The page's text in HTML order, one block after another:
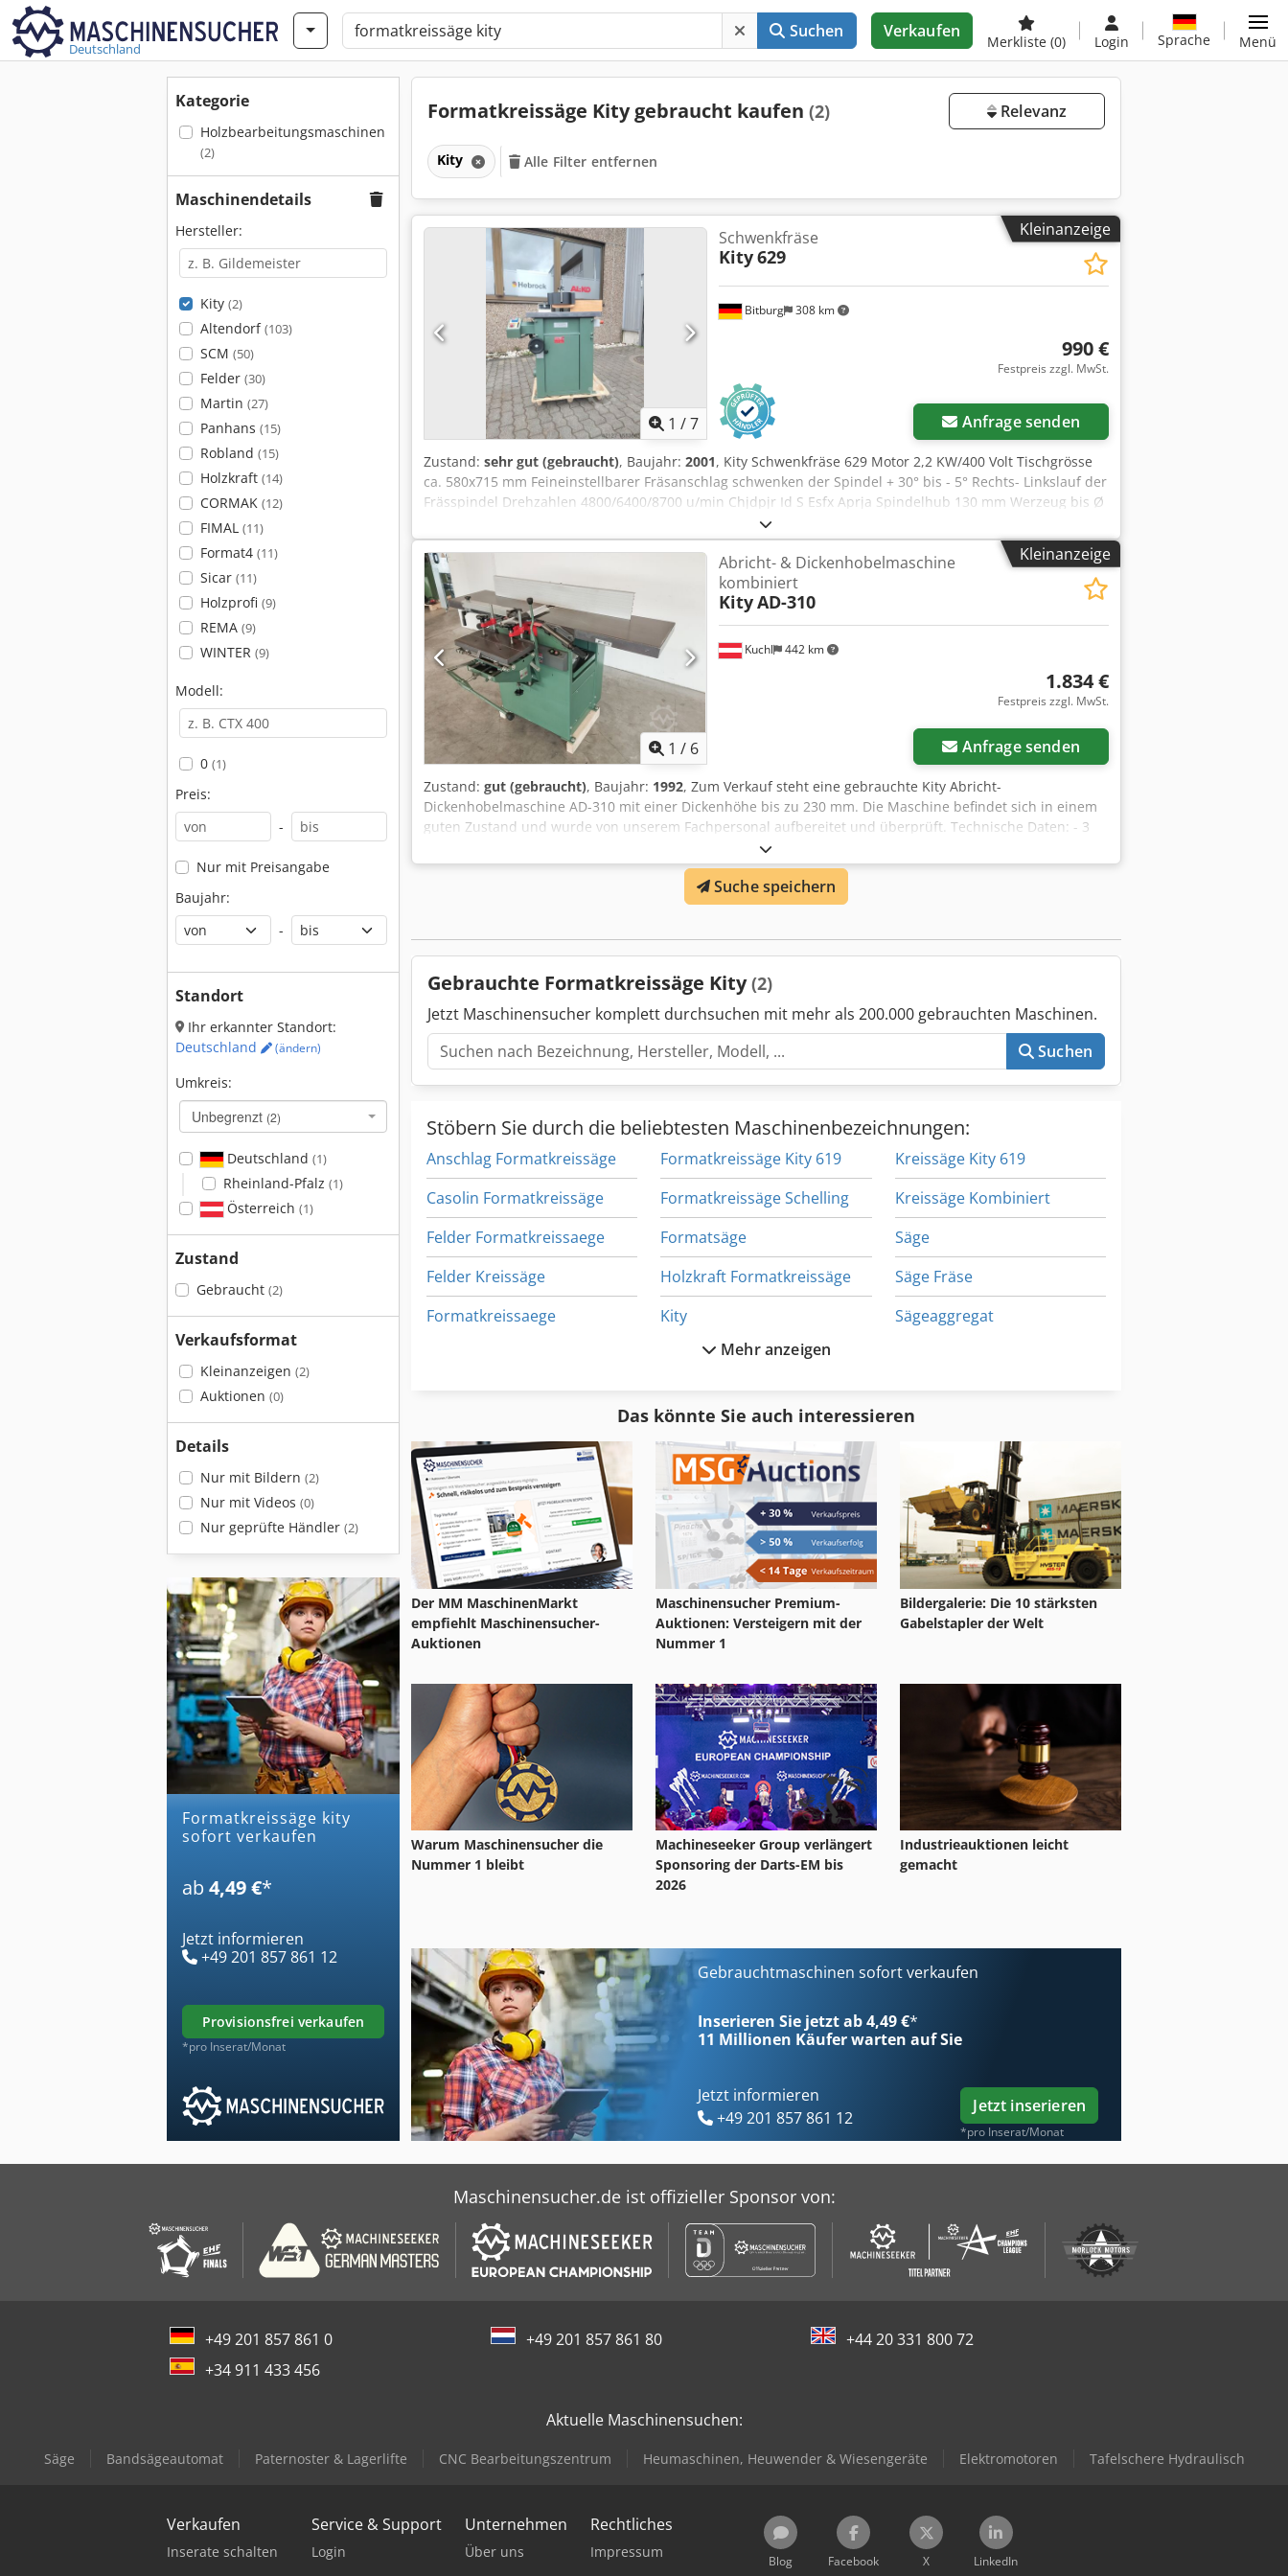
Deutschland
Suchen Verkaufen
Merkliste (0) Login Sprache Menü
Kategorie
Holzbearbeitungsmaschinen
(2)
Maschinendetails
Hersteller:
Kity (2)
Altendorf(103)
SCM (50)
Felder (30)
Martin (27)
Panhans (15)
Robland (15)
Holzkraft (14)
CORMAK (12)
FIMAL (11)
Format4 (11)
Sicar (11)
Holzprofi (9)
REMA (9)
WINTER (9)
Modell:
0 (1)
Preis:
-
Nur mit Preisangabe
Baujahr:
-
Standort
Ihr erkannter Standort:
Deutschland
(ändern)
Umkreis:
Unbegrenzt (2)
Deutschland (1)
Rheinland-Pfalz (1)
Österreich (1)
Zustand
Gebraucht (2)
Verkaufsformat
Kleinanzeigen (2)
Auktionen (0)
Details
Nur mit Bildern (2)
Nur mit Videos (0)
Nur geprüfte Händler (2)
formatkreissäge kity
sofort verkaufen
ab 4,49 €*
Jetzt informieren
+49 201 857 861 12
provisionsfrei verkaufen
*pro Inserat/Monat
Formatkreissäge Kity gebraucht kaufen (2) Relevanz
Kity Alle Filter entfernen
Kleinanzeige
1 /7
Bitburg 308 km
Schwenkfräse
Kity629
990 €
Festpreis zzgl. MwSt.
Anfrage senden
Zustand: sehr gut (gebraucht), Baujahr: 2001, Kity Schwenkfräse 629 Motor 2,2 KW/400 Volt Tischgrösse
ca. 580x715 mm Feineinstellbarer Fräsanschlag schwenken der Spindel + 30° bis - 5° Rechts- Linkslauf der
Frässpindel Drehzahlen 4800/6400/8700 u/min Chjdpjr Id S Esfx Aprja Spindelhub 130 mm Werzeug bis Ø
180 mm Absauganschluss 2 x 100 mm Standort: ab Lager 54634 Bitburg - sofort verfügbar -
Kleinanzeige
1 / 6
Kuchl 442 km
Abricht- & Dickenhobelmaschine
kombiniert
KityAD-310
1.834 €
Festpreis zzgl. MwSt.
Anfrage senden
Zustand: gut (gebraucht), Baujahr: 1992, Zum Verkauf steht eine gebrauchte Kity Abricht-
Dickenhobelmaschine AD-310 mit einer Dickenhöhe bis zu 230 mm. Die Maschine befindet sich in einem
guten Zustand und wurde von unserem Fachpersonal aufbereitet und überprüft. Technische Daten: - 3
Streifenmesserhobelwelle - Hobelbreite 310 mmm - Abrichtlänge 1550 mm - max. Durchlass 230 mm -
inkl. Langlochbohrsupport - Motorleistung 2,2 kW / 3 PS - Baujahr 1992 Die Maschine steht in A-5431
Kuchl und kann während unserer Öffnungszeiten jederzeit begutachtet werden. Chjdpfx Aeyttckoprsa
Verwandte Begriffe: Abrichtmaschine, Dickenmaschine, Hobelmaschine, Abricht, Dicken Referenz: R-
Suche speichern
Gebrauchte Formatkreissäge Kity(2)
Jetzt Maschinensucher komplett durchsuchen mit mehr als 200.000 gebrauchten Maschinen.
Suchen
Stöbern Sie durch die beliebtesten Maschinenbezeichnungen:
Anschlag Formatkreissäge
Casolin Formatkreissäge
Felder Formatkreissaege
Felder Kreissäge
Formatkreissaege
Formatkreissäge Fräse
Formatkreissäge Kity 619
Formatkreissäge Schelling
Formatsäge
Holzkraft Formatkreissäge
Kity
Kity Fräsmaschine
Kreissäge Fräse
Kreissäge Kity 619
Kreissäge Kombiniert
Säge
Säge Fräse
Sägeaggregat
Mehr anzeigen
Das könnte Sie auch interessieren
Der MM MaschinenMarkt
empfiehlt Maschinensucher-
Auktionen
Maschinensucher Premium-
Auktionen: Versteigern mit der
Nummer 1
Bildergalerie: Die 10 stärksten
Gabelstapler der Welt
Warum Maschinensucher die
Nummer 1 bleibt
Machineseeker Group verlängert
Sponsoring der Darts-EM bis
2026
Industrieauktionen leicht
gemacht
Gebrauchtmaschinen sofort verkaufen
Inserieren Sie jetzt ab 4,49 €*
11 Millionen Käufer warten auf Sie
Jetzt informieren
+49 201 857 861 12
Jetzt inserieren
*pro Inserat/Monat
Maschinensucher.de ist offizieller Sponsor von:
+49 201 857 861 0 +49 201 857 861 80
+44 20 331 800 72
+34 911 433 456
Aktuelle Maschinensuchen:
Säge Bandsägeautomat Paternoster & Lagerlifte CNC Bearbeitungszentrum Heumaschinen, Heuwender & Wiesengeräte Elektromotoren Tafelschere Hydraulisch
Verkaufen
Inserate schalten
Service & Support
Login
Unternehmen
Über uns
Rechtliches
Impressum
Blog Facebook X LinkedIn